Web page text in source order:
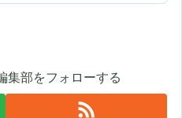
集部をフォローする